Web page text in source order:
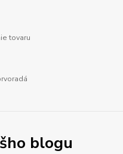
tovaru
blogu